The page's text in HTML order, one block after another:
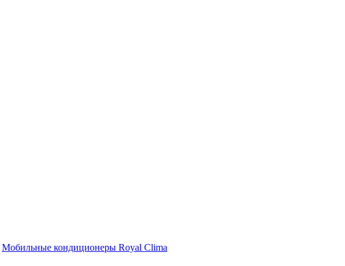
Мобильные кондиционеры Royal Clima